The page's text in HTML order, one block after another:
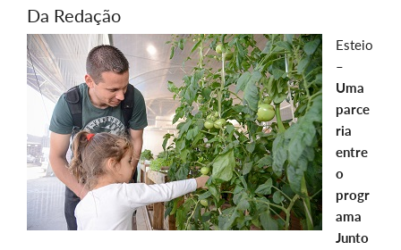
Da Redação
Esteio
–
Uma
parce
ria
entre
o
progr
ama
Junto